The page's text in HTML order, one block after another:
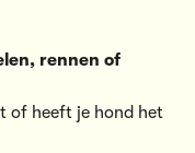
rennen of
of heeft je hond het